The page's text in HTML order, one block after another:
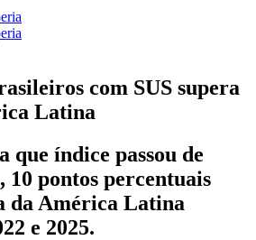
com SUS supera
Latina
que índice passou de
pontos percentuais
da América Latina
e 2025.